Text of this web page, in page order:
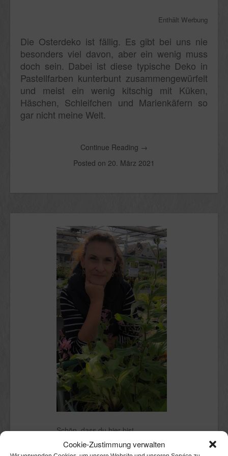
Cookie-Zustimmung verwalten
Enthält Werbung
Die Osterdeko ist fällig. Es gibt bei uns nie
besonders viel davon, aber ein wenig muss
doch sein. Dabei ist diese typische Deko in
Pastellfarben kunterbunt zusammengewürfelt
und meist ein wenig kitschig mit Küken,
Häschen, Schleifchen und Marienkäfern so
gar nicht meine Welt.
Continue Reading →
Posted on 20. März 2021
Schön, dass du hier bist.
Ich bin Claudia.